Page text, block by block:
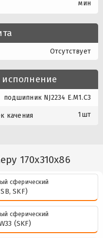
мин
Отсутствует
исполнение
подшипник NJ2234 E.M1.C3
качения 1шт
170x310x86
сферический
SKF)
сферический
(SKF)